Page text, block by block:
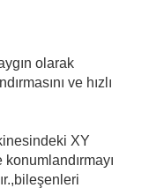
olarak
ve hızlı
XY